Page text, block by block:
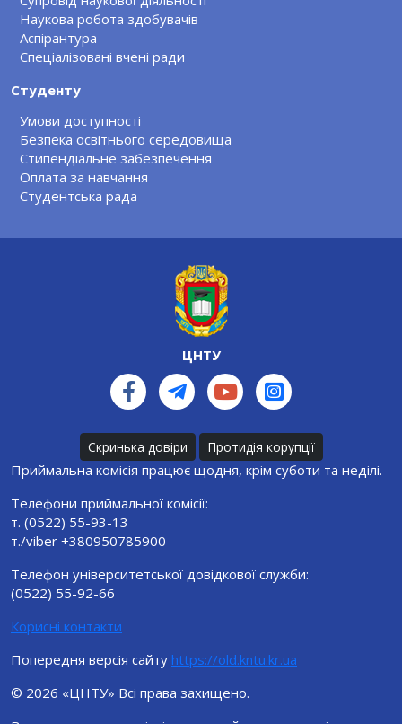
Наукова робота здобувачів
Аспірантура
Спеціалізовані вчені ради
Студенту
Умови доступності
Безпека освітнього середовища
Стипендіальне забезпечення
Оплата за навчання
Студентська рада
ЦНТУ
Скринька довіри Протидія корупції
Приймальна комісія працює щодня, крім суботи та неділі.
Телефони приймальної комісії:
т. (0522) 55-93-13
т./viber +380950785900
Телефон університетської довідкової служби:
(0522) 55-92-66
Корисні контакти
Попередня версія сайту https://old.kntu.kr.ua
© 2026 «ЦНТУ» Всі права захищено.